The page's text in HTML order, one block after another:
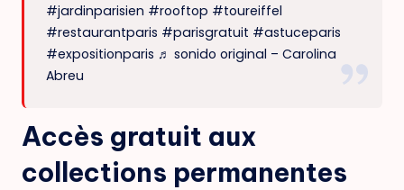
#jardinparisien #rooftop #toureiffel
#restaurantparis #parisgratuit #astuceparis
#expositionparis ♬ sonido original – Carolina
Abreu
Accès gratuit aux
collections permanentes